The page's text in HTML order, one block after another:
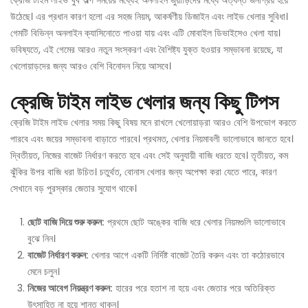
উঠেছে। এর প্রধান কারণ হলো এর সহজ নিয়ম, আকর্ষণীয় ডিজাইন এবং লাইভ খেলার সুবিধা।
গেমটি বিভিন্ন অনলাইন ক্যাসিনোতে পাওয়া যায় এবং এটি মোবাইল ডিভাইসেও খেলা যায়।
ভবিষ্যতে, এই গেমের আরও নতুন সংস্করণ এবং বৈশিষ্ট্য যুক্ত হওয়ার সম্ভাবনা রয়েছে, যা
খেলোয়াড়দের জন্য আরও বেশি বিনোদন নিয়ে আসবে।
ক্রেজি টাইম লাইভ খেলার জন্য কিছু টিপস
ক্রেজি টাইম লাইভ খেলার সময় কিছু বিষয় মনে রাখলে খেলোয়াড়রা আরও বেশি উপভোগ করতে
পারবে এবং জয়ের সম্ভাবনা বাড়াতে পারবে। প্রথমত, খেলার নিয়মাবলী ভালোভাবে জানতে হবে।
দ্বিতীয়ত, নিজের বাজেট নির্ধারণ করতে হবে এবং সেই অনুযায়ী বাজি ধরতে হবে। তৃতীয়ত, কম
ঝুঁকির উপর বাজি ধরা উচিত। চতুর্থত, বোনাস খেলার জন্য অপেক্ষা করা যেতে পারে, কারণ
সেখানে বড় পুরস্কার জেতার সুযোগ থাকে।
ছোট বাজি দিয়ে শুরু করুন: প্রথমে ছোট অঙ্কের বাজি ধরে খেলার নিয়মগুলি ভালোভাবে
বুঝে নিন।
বাজেট নির্ধারণ করুন: খেলার আগে একটি নির্দিষ্ট বাজেট তৈরি করুন এবং তা কঠোরভাবে
মেনে চলুন।
নিজের আবেগ নিয়ন্ত্রণ করুন: হারের পরে হতাশ না হয়ে এবং জেতার পরে অতিরিক্ত
উৎসাহিত না হয়ে শান্ত থাকুন।